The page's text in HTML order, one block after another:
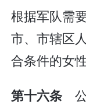
根据军队需
市、市辖区
合条件的女
第十六条